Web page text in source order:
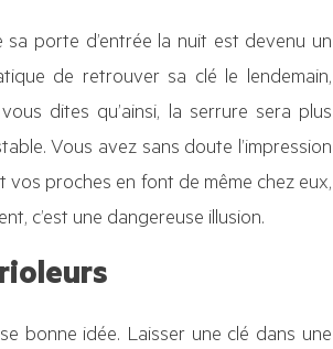
porte d’entrée la nuit est devenu un
de retrouver sa clé le lendemain,
dites qu’ainsi, la serrure sera plus
Vous avez sans doute l’impression
vos proches en font de même chez eux,
c’est une dangereuse illusion.
bonne idée. Laisser une clé dans une